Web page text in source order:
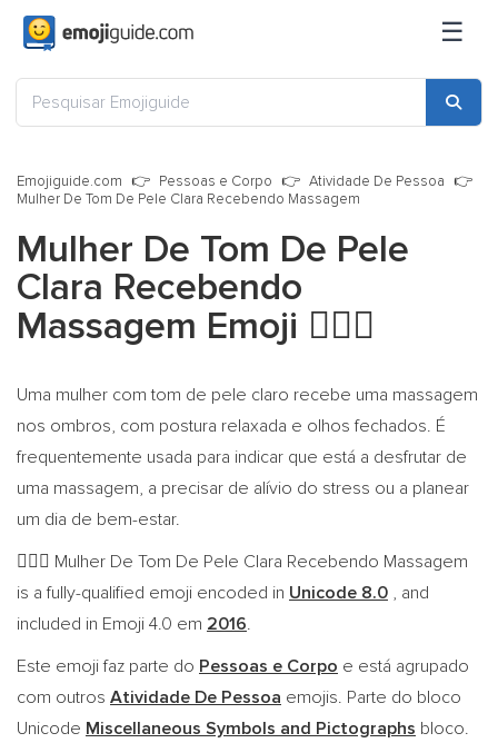
☰
Emojiguide.com Pessoas e Corpo
Atividade De Pessoa
Mulher De Tom De Pele Clara Recebendo Massagem
Mulher De Tom De Pele
Clara Recebendo
Massagem Emoji 💆🏻‍♀️
Uma mulher com tom de pele claro recebe uma massagem
nos ombros, com postura relaxada e olhos fechados. É
frequentemente usada para indicar que está a desfrutar de
uma massagem, a precisar de alívio do stress ou a planear
um dia de bem-estar.
💆🏻‍♀️ Mulher De Tom De Pele Clara Recebendo Massagem
is a fully-qualified emoji encoded in Unicode 8.0 , and
included in Emoji 4.0 em 2016.
Este emoji faz parte do Pessoas e Corpo e está agrupado
com outros Atividade De Pessoa emojis. Parte do bloco
Unicode Miscellaneous Symbols and Pictographs bloco.